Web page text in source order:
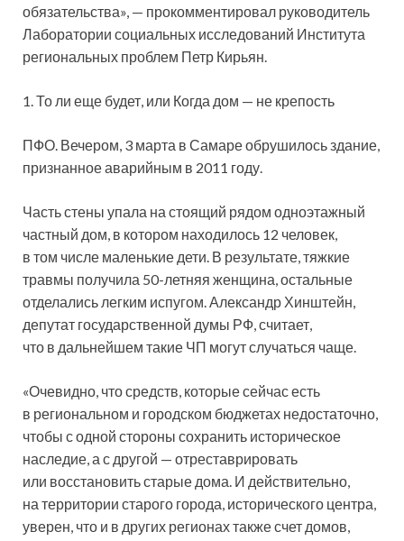
обязательства», — прокомментировал руководитель
Лаборатории социальных исследований Института
региональных проблем Петр Кирьян.
1. То ли еще будет, или Когда дом — не крепость
ПФО. Вечером, 3 марта в Самаре обрушилось здание,
признанное аварийным в 2011 году.
Часть стены упала на стоящий рядом одноэтажный
частный дом, в котором находилось 12 человек,
в том числе маленькие дети. В результате, тяжкие
травмы получила 50-летняя женщина, остальные
отделались легким испугом. Александр Хинштейн,
депутат государственной думы РФ, считает,
что в дальнейшем такие ЧП могут случаться чаще.
«Очевидно, что средств, которые сейчас есть
в региональном и городском бюджетах недостаточно,
чтобы с одной стороны сохранить историческое
наследие, а с другой — отреставрировать
или восстановить старые дома. И действительно,
на территории старого города, исторического центра,
уверен, что и в других регионах также счет домов,